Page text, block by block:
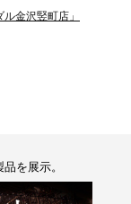
金沢竪町店」
を展示。